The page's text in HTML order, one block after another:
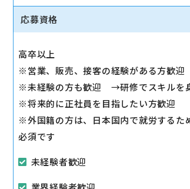
ご希望に応じて『ソフトバンク光』な
売場のレイアウト変更など魅力的なお店
応募資格
高卒以上
※営業、販売、接客の経験がある方歓迎
※未経験の方も歓迎 →研修でスキルを
※将来的に正社員を目指したい方歓迎
※外国籍の方は、日本国内で就労するた
必須です
未経験者歓迎